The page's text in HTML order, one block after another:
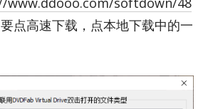
要点高速下载，点本地下载中的一